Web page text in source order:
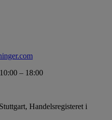
– 18:00
Handelsregisteret i